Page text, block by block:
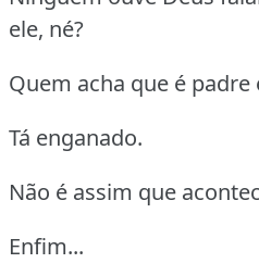
ele, né?
Quem acha que é padre
Tá enganado.
Não é assim que
Enfim...